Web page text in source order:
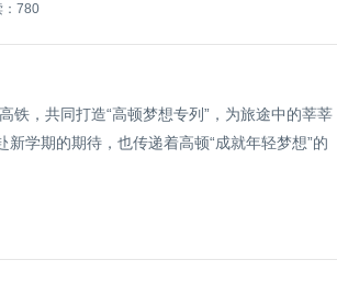
：780
铁，共同打造“高顿梦想专列”，为旅途中的莘莘
学期的期待，也传递着高顿“成就年轻梦想”的